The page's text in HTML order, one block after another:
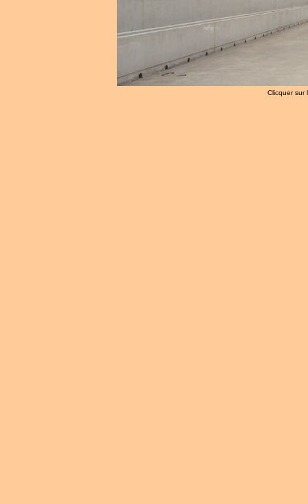
Clicquer sur